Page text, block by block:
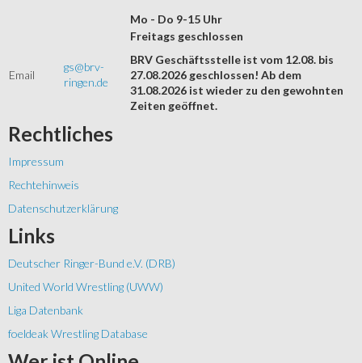
Mo - Do 9-15 Uhr
Email
gs@brv-
ringen.de
Freitags geschlossen
BRV Geschäftsstelle ist vom 12.08. bis
27.08.2026 geschlossen! Ab dem
31.08.2026 ist wieder zu den gewohnten
Zeiten geöffnet.
Rechtliches
Impressum
Rechtehinweis
Datenschutzerklärung
Links
Deutscher Ringer-Bund e.V. (DRB)
United World Wrestling (UWW)
Liga Datenbank
foeldeak Wrestling Database